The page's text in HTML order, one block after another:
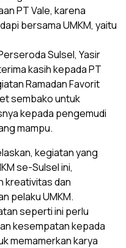
PT Vale, karena
bersama UMKM, yaitu
Sulsel, Yasir
kasih kepada PT
Ramadan Favorit
sembako untuk
kepada pengemudi
mampu.
kegiatan yang
se-Sulsel ini,
kreativitas dan
pelaku UMKM.
seperti ini perlu
kesempatan kepada
memamerkan karya